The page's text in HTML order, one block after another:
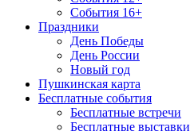
События 16+
Праздники
День Победы
День России
Новый год
Пушкинская карта
Бесплатные события
Бесплатные встречи
Бесплатные выставки